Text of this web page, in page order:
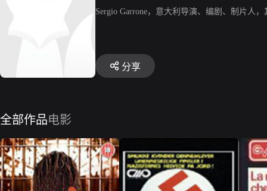
Sergio Garrone，意大利导演、编剧、制片人
分享
全部作品电影